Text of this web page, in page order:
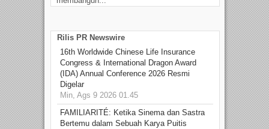
Rilis PR Newswire
16th Worldwide Chinese Life Insurance
Congress & International Dragon Award
(IDA) Annual Conference 2026 Resmi
Digelar
Min, Ags 9 2026 01.45
FAMILIARITÉ: Ketika Sinema dan Sastra
Bertemu dalam Sebuah Karya Puitis